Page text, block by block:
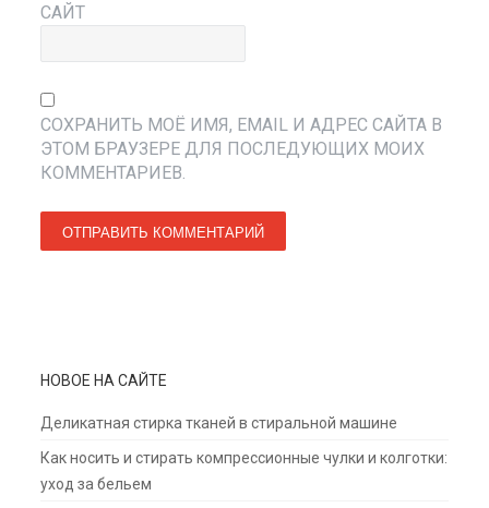
САЙТ
СОХРАНИТЬ МОЁ ИМЯ, EMAIL И АДРЕС САЙТА В
ЭТОМ БРАУЗЕРЕ ДЛЯ ПОСЛЕДУЮЩИХ МОИХ
КОММЕНТАРИЕВ.
НОВОЕ НА САЙТЕ
Деликатная стирка тканей в стиральной машине
Как носить и стирать компрессионные чулки и колготки:
уход за бельем